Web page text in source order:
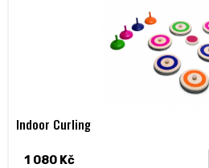
Indoor Curling
1 080 Kč